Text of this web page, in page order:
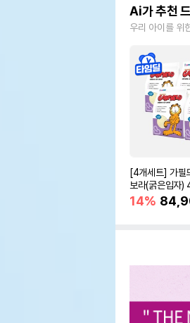
Ai가 추천
우리 아이를 위
[4개세트] 가필
보라(굵은입자
바모래
14%